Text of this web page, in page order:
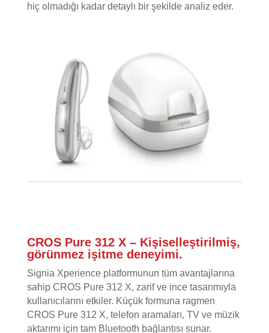
hiç olmadığı kadar detaylı bir şekilde analiz eder.
CROS Pure 312 X – Kişiselleştirilmiş,
görünmez işitme deneyimi.
Signia Xperience platformunun tüm avantajlarına
sahip CROS Pure 312 X, zarif ve ince tasarımıyla
kullanıcılarını etkiler. Küçük formuna ragmen
CROS Pure 312 X, telefon aramaları, TV ve müzik
aktarımı için tam Bluetooth bağlantısı sunar.